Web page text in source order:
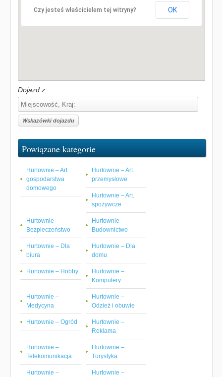
Czy jesteś właścicielem tej witryny? OK
Dojazd z:
Powiązane kategorie
Hurtownie – Art.
gospodarstwa
domowego
Hurtownie – Art.
przemysłowe
Hurtownie – Art.
spożywcze
Hurtownie –
Bezpieczeństwo
Hurtownie –
Budownictwo
Hurtownie – Dla
biura
Hurtownie – Dla
domu
Hurtownie – Hobby
Hurtownie –
Komputery
Hurtownie –
Medycyna
Hurtownie –
Odzież i obuwie
Hurtownie – Ogród
Hurtownie –
Reklama
Hurtownie –
Telekomunikacja
Hurtownie –
Turystyka
Hurtownie –
Hurtownie –